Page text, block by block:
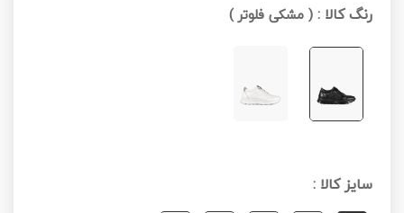
رنگ کالا :(مشکی فلوتر )
سایز کالا :